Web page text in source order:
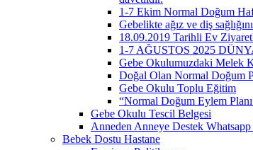
1-7 Ekim Normal Doğum
Gebelikte ağız ve diş
18.09.2019 Tarihli Ev
1-7 AĞUSTOS 2025
Gebe Okulumuzdaki Melek
Doğal Olan Normal Doğum
Gebe Okulu Toplu Eğitim
“Normal Doğum Eylem
Gebe Okulu Tescil Belgesi
Anneden Anneye Destek
Bebek Dostu Hastane